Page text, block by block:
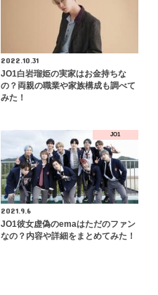
2022.10.31
JO1白岩瑠姫の実家はお金持ちな
の？両親の職業や家族構成も調べて
みた！
JO1
2021.9.6
JO1彼女虚偽のemaはただのファン
なの？内容や詳細をまとめてみた！